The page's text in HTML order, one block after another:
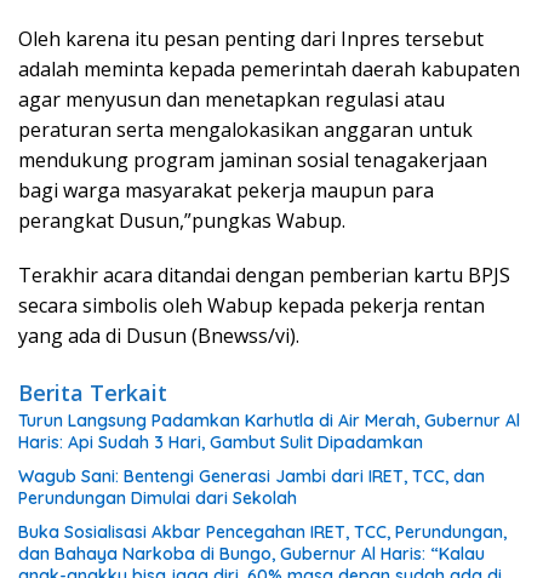
Oleh karena itu pesan penting dari Inpres tersebut
adalah meminta kepada pemerintah daerah kabupaten
agar menyusun dan menetapkan regulasi atau
peraturan serta mengalokasikan anggaran untuk
mendukung program jaminan sosial tenagakerjaan
bagi warga masyarakat pekerja maupun para
perangkat Dusun,”pungkas Wabup.
Terakhir acara ditandai dengan pemberian kartu BPJS
secara simbolis oleh Wabup kepada pekerja rentan
yang ada di Dusun (Bnewss/vi).
Berita Terkait
Turun Langsung Padamkan Karhutla di Air Merah, Gubernur Al
Haris: Api Sudah 3 Hari, Gambut Sulit Dipadamkan
Wagub Sani: Bentengi Generasi Jambi dari IRET, TCC, dan
Perundungan Dimulai dari Sekolah
Buka Sosialisasi Akbar Pencegahan IRET, TCC, Perundungan,
dan Bahaya Narkoba di Bungo, Gubernur Al Haris: “Kalau